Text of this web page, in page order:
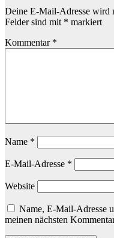
Deine E-Mail-Adresse wird
Felder sind mit * markiert
Kommentar *
Name *
E-Mail-Adresse *
Website
Name, E-Mail-Adresse
meinen nächsten